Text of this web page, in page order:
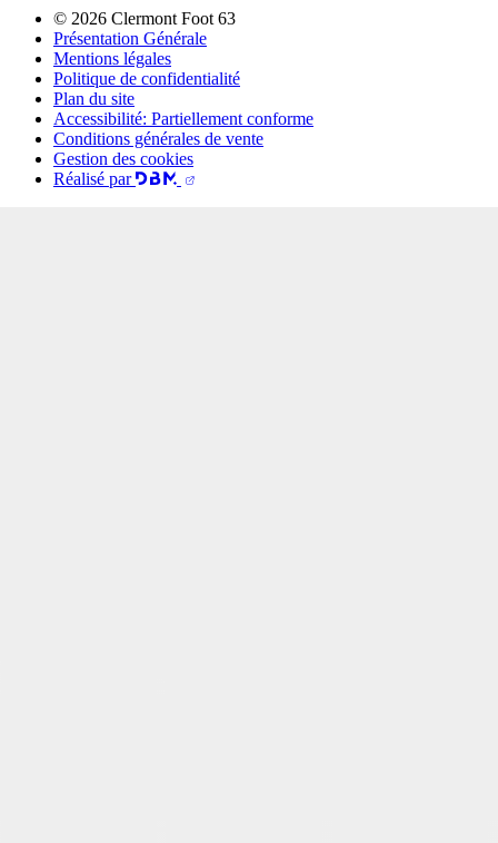
© 2026 Clermont Foot 63
Présentation Générale
Mentions légales
Politique de confidentialité
Plan du site
Accessibilité: Partiellement conforme
Conditions générales de vente
Gestion des cookies
Réalisé par